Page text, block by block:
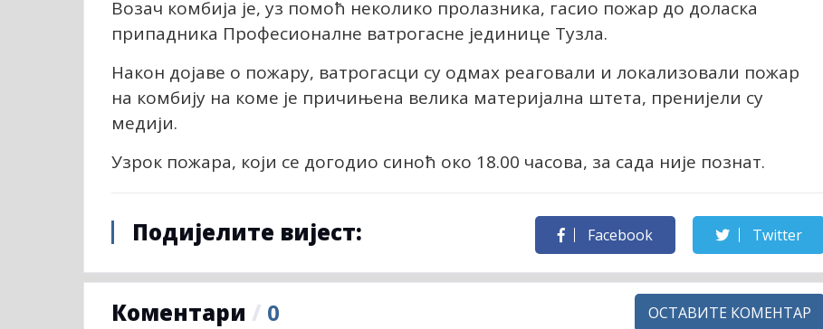
Возач комбија је, уз помоћ неколико пролазника, гасио пожар до доласка
припадника Професионалне ватрогасне јединице Тузла.
Након дојаве о пожару, ватрогасци су одмах реаговали и локализовали пожар
на комбију на коме је причињена велика материјална штета, пренијели су
медији.
Узрок пожара, који се догодио синоћ око 18.00 часова, за сада није познат.
Подијелите вијест: Facebook Twitter
Коментари / 0 ОСТАВИТЕ КОМЕНТАР